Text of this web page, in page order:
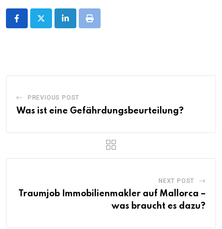
LinkedInPrint
PREVIOUS POST
Was ist eine Gefährdungsbeurteilung?
NEXT POST
Traumjob Immobilienmakler auf Mallorca –
was braucht es dazu?